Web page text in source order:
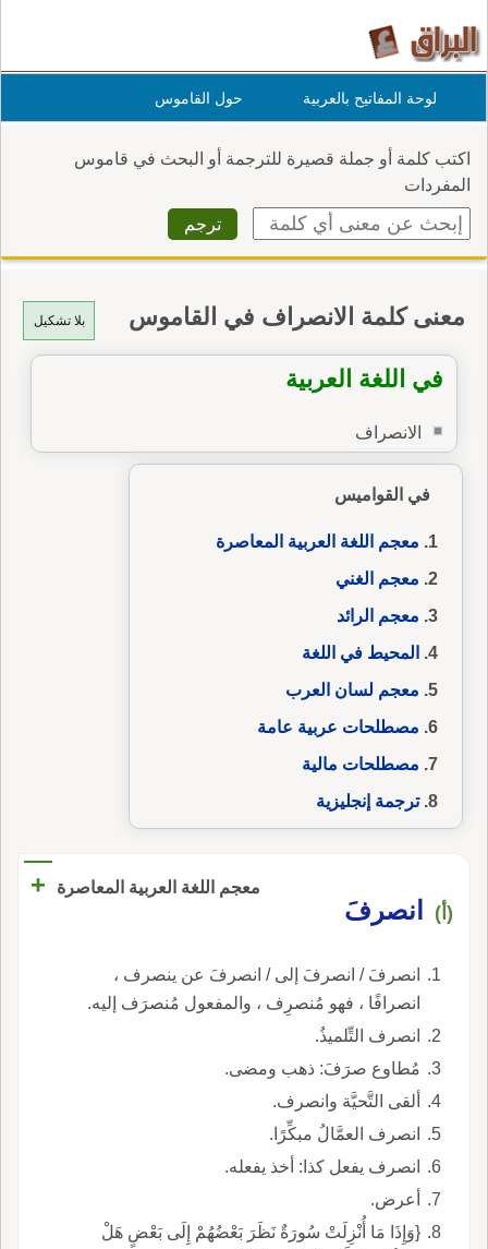
لوحة المفاتيح بالعربية حول القاموس
اكتب كلمة أو جملة قصيرة للترجمة أو البحث في قاموس
المفردات
بلا تشكيل معنى كلمة الانصراف في القاموس
في اللغة العربية
الانصراف
في القواميس
معجم اللغة العربية المعاصرة
معجم الغني
معجم الرائد
المحيط في اللغة
معجم لسان العرب
مصطلحات عربية عامة
مصطلحات مالية
ترجمة إنجليزية
معجم اللغة العربية المعاصرة +
(أ) انصرفَ
انصرفَ / انصرفَ إلى / انصرفَ عن ينصرف ،
انصرافًا ، فهو مُنصرِف ، والمفعول مُنصرَف إليه.
انصرف التِّلميذُ.
مُطاوع صرَفَ: ذهب ومضى.
ألقى التَّحيَّة وانصرف.
انصرف العمَّالُ مبكِّرًا.
انصرف يفعل كذا: أخذ يفعله.
أعرض.
{وَإِذَا مَا أُنْزِلَتْ سُورَةٌ نَظَرَ بَعْضُهُمْ إِلَى بَعْضٍ هَلْ